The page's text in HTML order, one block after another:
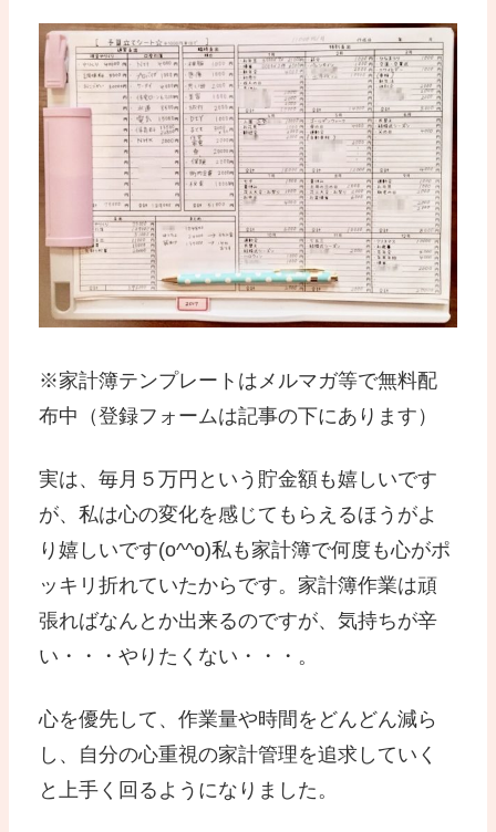
※家計簿テンプレートはメルマガ等で無料配
布中（登録フォームは記事の下にあります）
実は、毎月５万円という貯金額も嬉しいです
が、私は心の変化を感じてもらえるほうがよ
り嬉しいです(o^^o)私も家計簿で何度も心がポ
ッキリ折れていたからです。家計簿作業は頑
張ればなんとか出来るのですが、気持ちが辛
い・・・やりたくない・・・。
心を優先して、作業量や時間をどんどん減ら
し、自分の心重視の家計管理を追求していく
と上手く回るようになりました。